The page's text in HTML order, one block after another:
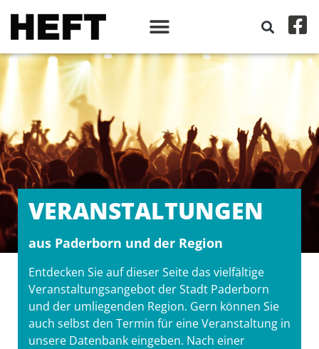
VERANSTALT­UNGEN
aus Paderborn und der Region
Entdecken Sie auf dieser Seite das vielfältige
Veranstaltungsangebot der Stadt Paderborn
und der umliegenden Region. Gern können Sie
auch selbst den Termin für eine Veranstaltung in
unsere Datenbank eingeben. Nach einer